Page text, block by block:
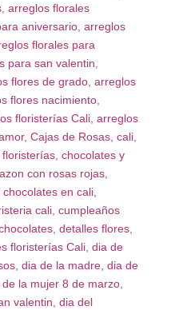
, arreglos florales
aniversario, arreglos
florales para
para san valentin,
flores de grado, arreglos
flores nacimiento,
floristerías Cali, arreglos
, Cajas de Rosas, cali,
floristerías, chocolates y
con rosas rojas,
en cali,
cali, cumpleaños
, detalles flores,
floristerías Cali, dia de
, dia de la madre, dia de
de la mujer 8 de marzo,
valentin, dia del